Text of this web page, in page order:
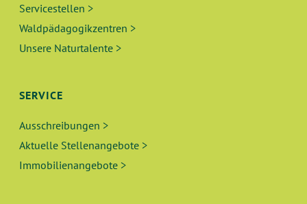
Servicestellen >
Waldpädagogikzentren >
Unsere Naturtalente >
SERVICE
Ausschreibungen >
Aktuelle Stellenangebote >
Immobilienangebote >